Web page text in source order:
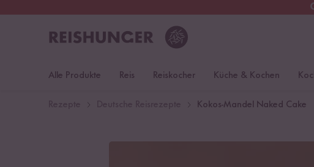
Alle Produkte
Reis Reiskocher Küche & Kochen
Kokos-Mandel Naked Cake